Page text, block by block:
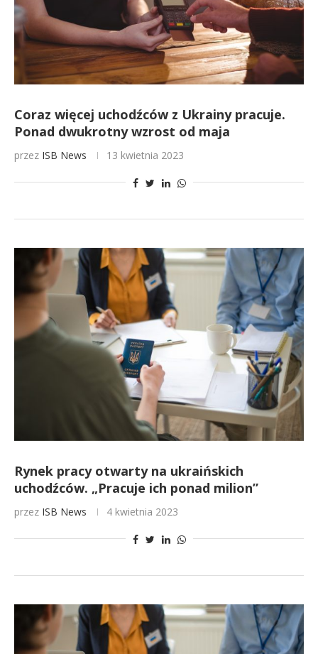
Coraz więcej uchodźców z Ukrainy pracuje.
Ponad dwukrotny wzrost od maja
przez ISB News 13 kwietnia 2023
Rynek pracy otwarty na ukraińskich
uchodźców. „Pracuje ich ponad milion”
przez ISB News 4 kwietnia 2023